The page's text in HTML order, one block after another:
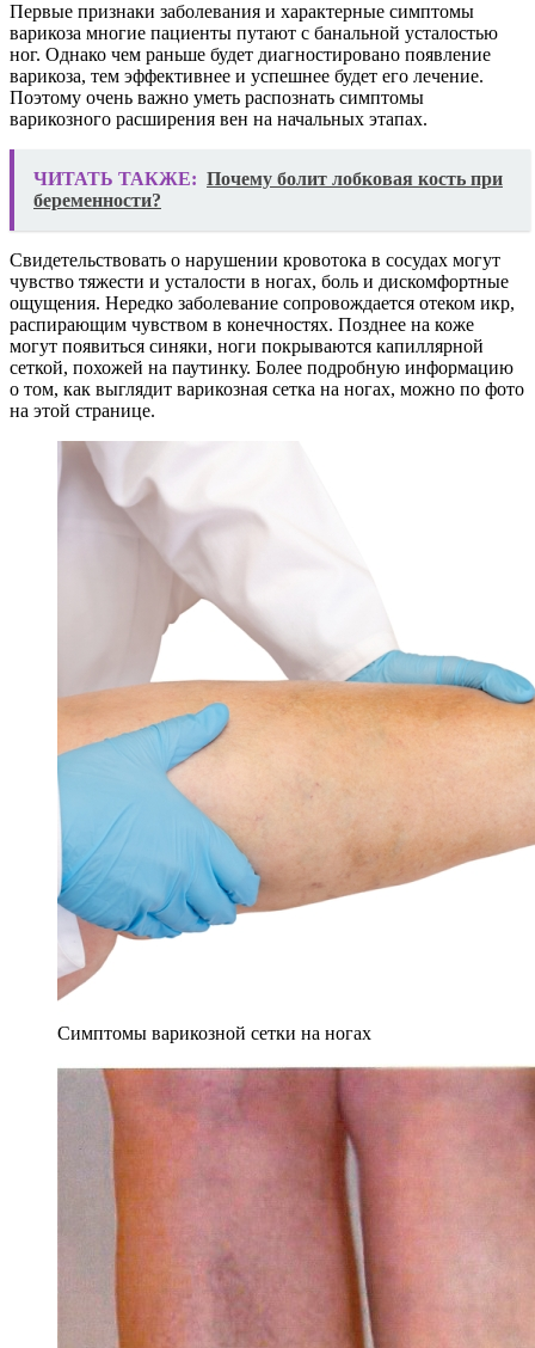
Первые признаки заболевания и характерные симптомы
варикоза многие пациенты путают с банальной усталостью
ног. Однако чем раньше будет диагностировано появление
варикоза, тем эффективнее и успешнее будет его лечение.
Поэтому очень важно уметь распознать симптомы
варикозного расширения вен на начальных этапах.
ЧИТАТЬ ТАКЖЕ: Почему болит лобковая кость при
беременности?
Свидетельствовать о нарушении кровотока в сосудах могут
чувство тяжести и усталости в ногах, боль и дискомфортные
ощущения. Нередко заболевание сопровождается отеком икр,
распирающим чувством в конечностях. Позднее на коже
могут появиться синяки, ноги покрываются капиллярной
сеткой, похожей на паутинку. Более подробную информацию
о том, как выглядит варикозная сетка на ногах, можно по фото
на этой странице.
Симптомы варикозной сетки на ногах